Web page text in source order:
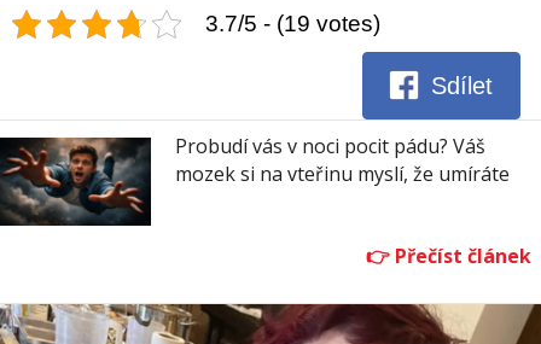
3.7/5 - (19 votes)
Sdílet
Probudí vás v noci pocit pádu? Váš
mozek si na vteřinu myslí, že umíráte